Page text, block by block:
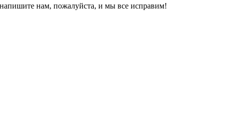
нам, пожалуйста, и мы все исправим!